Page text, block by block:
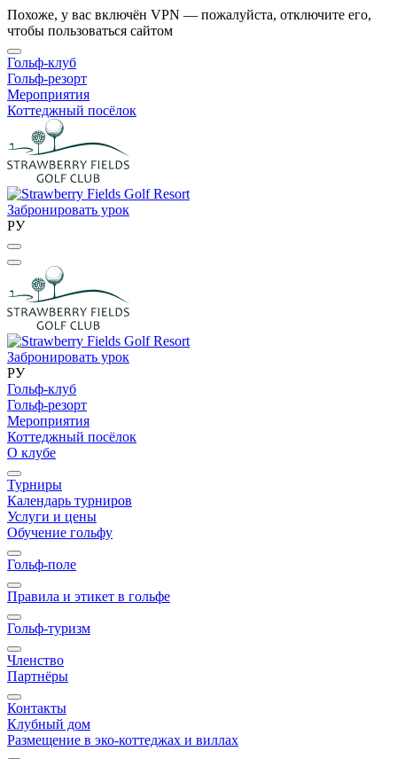
Похоже, у вас включён VPN — пожалуйста, отключите его,
чтобы пользоваться сайтом
Гольф-клуб
Гольф-резорт
Мероприятия
Коттеджный посёлок
Забронировать урок
РУ
Забронировать урок
РУ
Гольф-клуб
Гольф-резорт
Мероприятия
Коттеджный посёлок
О клубе
Турниры
Календарь турниров
Услуги и цены
Обучение гольфу
Гольф-поле
Правила и этикет в гольфе
Гольф-туризм
Членство
Партнёры
Контакты
Клубный дом
Размещение в эко-коттеджах и виллах